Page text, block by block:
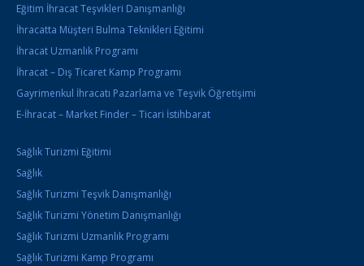
Eğitim İhracat Teşvikleri Danışmanlığı
İhracatta Müşteri Bulma Teknikleri Eğitimi
İhracat Uzmanlık Programı
İhracat – Dış Ticaret Kamp Programı
Gayrimenkul İhracatı Pazarlama ve Teşvik Öğretişimi
E-İhracat – Market Finder – Ticari İstihbarat
Sağlık Turizmi Eğitimi
Sağlık
Sağlık Turizmi Teşvik Danışmanlığı
Sağlık Turizmi Yönetim Danışmanlığı
Sağlık Turizmi Uzmanlık Programı
Sağlık Turizmi Kamp Programı